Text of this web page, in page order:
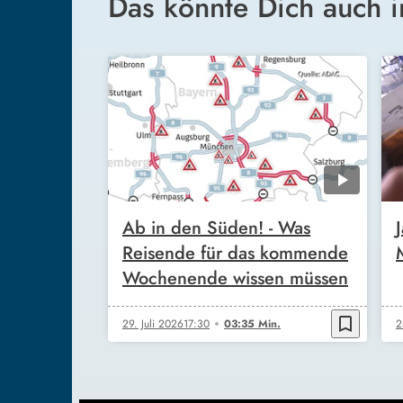
Ab in den Süden! - Was
Reisende für das kommende
Wochenende wissen müssen
29. Juli 202617:30 03:35 Min. bookmark_border